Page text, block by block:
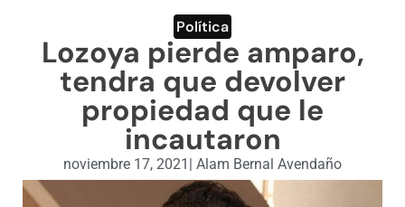
ENGLISH SECTION
VIDEOS
Política
Lozoya pierde amparo,
tendra que devolver
propiedad que le
incautaron
noviembre 17, 2021 | Alam Bernal Avendaño